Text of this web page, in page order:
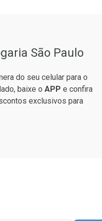
cada
cada
Por R$
Por R$
São Paulo
do seu celular para o
baixe o APP e confira
exclusivos para